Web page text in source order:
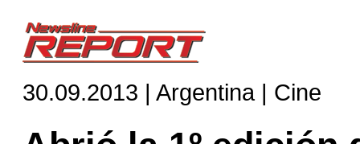
30.09.2013 | Argentina | Cine